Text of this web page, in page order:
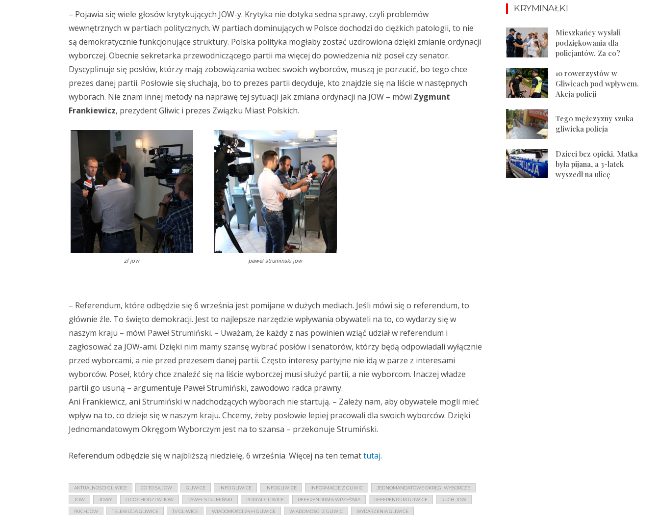
– Pojawia się wiele głosów krytykujących JOW-y. Krytyka nie dotyka sedna sprawy, czyli problemów
wewnętrznych w partiach politycznych. W partiach dominujących w Polsce dochodzi do ciężkich patologii, to nie
są demokratycznie funkcjonujące struktury. Polska polityka mogłaby zostać uzdrowiona dzięki zmianie ordynacji
wyborczej. Obecnie sekretarka przewodniczącego partii ma więcej do powiedzenia niż poseł czy senator.
Dyscyplinuje się posłów, którzy mają zobowiązania wobec swoich wyborców, muszą je porzucić, bo tego chce
prezes danej partii. Posłowie się słuchają, bo to prezes partii decyduje, kto znajdzie się na liście w następnych
wyborach. Nie znam innej metody na naprawę tej sytuacji jak zmiana ordynacji na JOW – mówi Zygmunt
Frankiewicz, prezydent Gliwic i prezes Związku Miast Polskich.
zf jow pawel struminski jow
– Referendum, które odbędzie się 6 września jest pomijane w dużych mediach. Jeśli mówi się o referendum, to
głównie źle. To święto demokracji. Jest to najlepsze narzędzie wpływania obywateli na to, co wydarzy się w
naszym kraju – mówi Paweł Strumiński. – Uważam, że każdy z nas powinien wziąć udział w referendum i
zagłosować za JOW-ami. Dzięki nim mamy szansę wybrać posłów i senatorów, którzy będą odpowiadali wyłącznie
przed wyborcami, a nie przed prezesem danej partii. Często interesy partyjne nie idą w parze z interesami
wyborców. Poseł, który chce znaleźć się na liście wyborczej musi służyć partii, a nie wyborcom. Inaczej władze
partii go usuną – argumentuje Paweł Strumiński, zawodowo radca prawny.
Ani Frankiewicz, ani Strumiński w nadchodzących wyborach nie startują. – Zależy nam, aby obywatele mogli mieć
wpływ na to, co dzieje się w naszym kraju. Chcemy, żeby posłowie lepiej pracowali dla swoich wyborców. Dzięki
Jednomandatowym Okręgom Wyborczym jest na to szansa – przekonuje Strumiński.
Referendum odbędzie się w najbliższą niedzielę, 6 września. Więcej na ten temattutaj.
AKTUALNOŚCI GLIWICE CO TO SĄ JOW GLIWICE INFO GLIWICE INFOGLIWICE INFORMACJE Z GLIWIC JEDNOMANDATOWE OKRĘGI WYBORCZE
JOW JOWY O CO CHODZI W JOW PAWEŁ STRUMIŃSKI PORTAL GLIWICE REFERENDUM 6 WRZEŚNIA REFERENDUM GLIWICE RUCH JOW
RUCHJOW TELEWIZJA GLIWICE TV GLIWICE WIADOMOŚCI 24 H GLIWICE WIADOMOŚCI Z GLIWIC WYDARZENIA GLIWICE
KRYMINAŁKI
Mieszkańcy wysłali
podziękowania dla
policjantów. Za co?
10 rowerzystów w
Gliwicach pod wpływem.
Akcja policji
Tego mężczyzny szuka
gliwicka policja
Dzieci bez opieki. Matka
była pijana, a 3-latek
wyszedł na ulicę